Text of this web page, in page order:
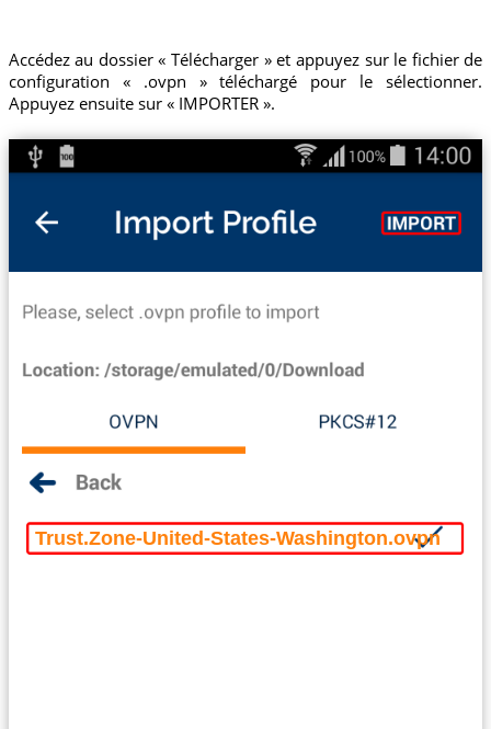
Accédez au dossier « Télécharger » et appuyez sur le fichier de
configuration « .ovpn » téléchargé pour le sélectionner.
Appuyez ensuite sur « IMPORTER ».
Trust.Zone-United-States-Washington.ovpn